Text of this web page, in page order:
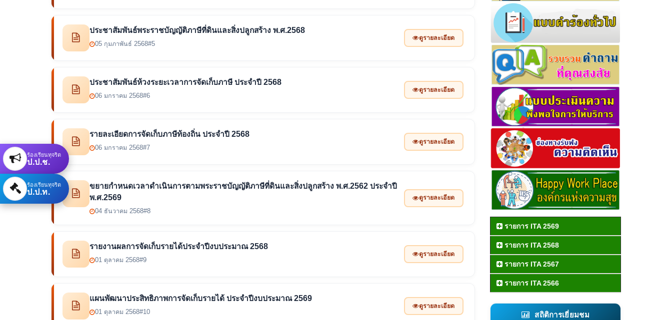
ประชาสัมพันธ์พระราชบัญญัติภาษีที่ดินและสิ่งปลูกสร้าง พ.ศ.2568
05 กุมภาพันธ์ 2568#5
ดูรายละเอียด
ประชาสัมพันธ์ห้วงระยะเวลาการจัดเก็บภาษี ประจำปี 2568
06 มกราคม 2568#6
ดูรายละเอียด
รายละเอียดการจัดเก็บภาษีท้องถิ่น ประจำปี 2568
06 มกราคม 2568#7
ดูรายละเอียด
ขยายกำหนดเวลาดำเนินการตามพระราชบัญญัติภาษีที่ดินและสิ่งปลูกสร้าง พ.ศ.2562 ประจำปี
พ.ศ.2569
04 ธันวาคม 2568#8
ดูรายละเอียด
รายงานผลการจัดเก็บรายได้ประจำปีงบประมาณ 2568
01 ตุลาคม 2568#9
ดูรายละเอียด
แผนพัฒนาประสิทธิภาพการจัดเก็บรายได้ ประจำปีงบประมาณ 2569
01 ตุลาคม 2568#10
ดูรายละเอียด
รายการ ITA 2569
รายการ ITA 2568
รายการ ITA 2567
รายการ ITA 2566
สถิติการเยี่ยมชม
ร้องเรียนทุจริต
ป.ป.ช.
ร้องเรียนทุจริต
ป.ป.ท.